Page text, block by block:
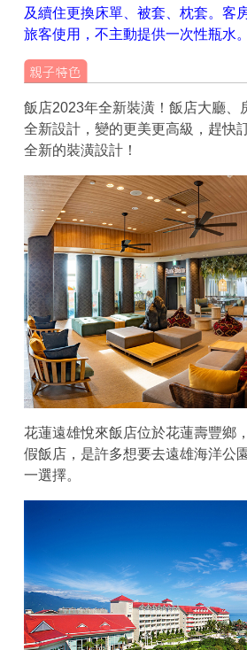
及續住更換床單、被套、枕套。客
旅客使用，不主動提供一次性瓶水。
飯店2023年全新裝潢！飯店大廳、
全新設計，變的更美更高級，趕快
全新的裝潢設計！
花蓮遠雄悅來飯店位於花蓮壽豐鄉
假飯店，是許多想要去遠雄海洋公
一選擇。